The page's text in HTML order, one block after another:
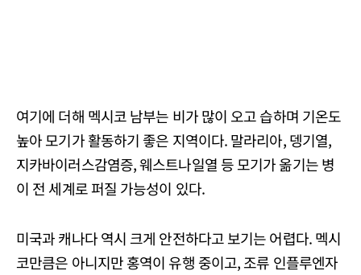
여기에 더해 멕시코 남부는 비가 많이 오고 습하며 기온도
높아 모기가 활동하기 좋은 지역이다. 말라리아, 뎅기열,
지카바이러스감염증, 웨스트나일열 등 모기가 옮기는 병
이 전 세계로 퍼질 가능성이 있다.
미국과 캐나다 역시 크게 안전하다고 보기는 어렵다. 멕시
코만큼은 아니지만 홍역이 유행 중이고, 조류 인플루엔자